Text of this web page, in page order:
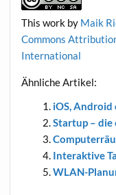
This work by Maik
Com­mons
International
Ähn­li­che Artikel:
iOS,
Start­up – die
Inter­ak­ti­ve
WLAN-